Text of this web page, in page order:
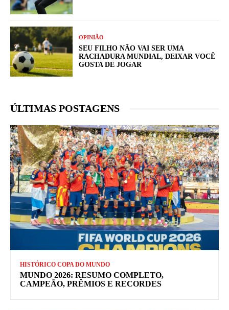
OPINIÃO
SEU FILHO NÃO VAI SER UMA
RACHADURA MUNDIAL, DEIXAR VOCÊ
GOSTA DE JOGAR
ÚLTIMAS POSTAGENS
HISTÓRICO COPA DO MUNDO
MUNDO 2026: RESUMO COMPLETO,
CAMPEÃO, PRÊMIOS E RECORDES